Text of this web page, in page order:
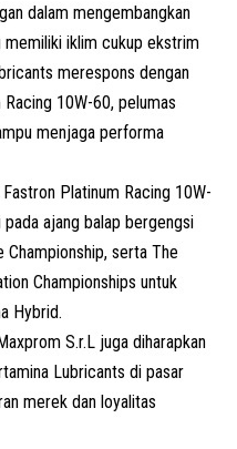
dalam mengembangkan
memiliki iklim cukup ekstrim
merespons dengan
10W-60, pelumas
menjaga performa
Platinum Racing 10W-
ajang balap bergengsi
Championship, serta The
Championships untuk
Hybrid.
S.r.L juga diharapkan
Lubricants di pasar
merek dan loyalitas